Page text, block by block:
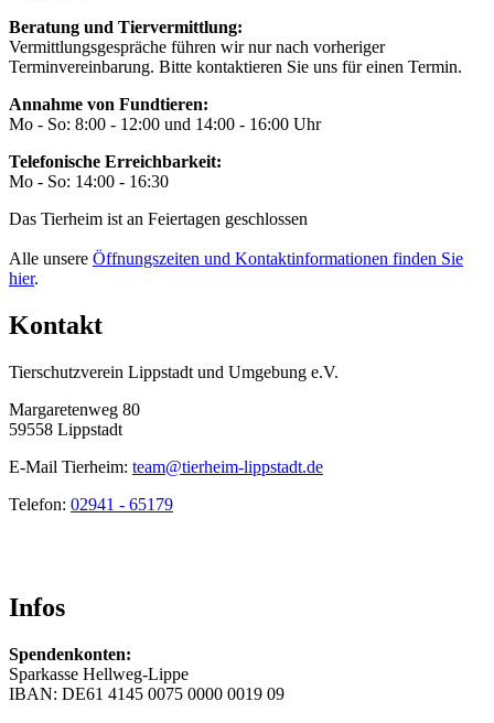
Beratung und Tiervermittlung:
Vermittlungsgespräche führen wir nur nach vorheriger
Terminvereinbarung. Bitte kontaktieren Sie uns für einen Termin.
Annahme von Fundtieren:
Mo - So: 8:00 - 12:00 und 14:00 - 16:00 Uhr
Telefonische Erreichbarkeit:
Mo - So: 14:00 - 16:30
Das Tierheim ist an Feiertagen geschlossen
Alle unsere Öffnungszeiten und Kontaktinformationen finden Sie
hier.
Kontakt
Tierschutzverein Lippstadt und Umgebung e.V.
Margaretenweg 80
59558 Lippstadt
E-Mail Tierheim: team@tierheim-lippstadt.de
Telefon: 02941 - 65179
Infos
Spendenkonten:
Sparkasse Hellweg-Lippe
IBAN: DE61 4145 0075 0000 0019 09